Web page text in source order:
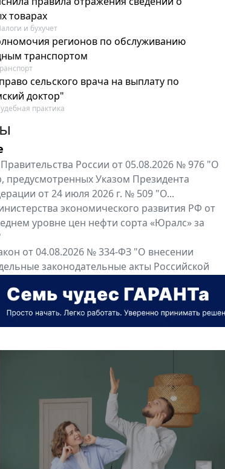
товарах
и бухучет
регионов по обслуживанию
транспортом
сельского врача на выплату по
доктор"
практика
России от 05.08.2026 № 976 "О
предусмотренных Указом Президента
от 24 июля 2026 г. № 509 "О...
экономического развития РФ от
уровне цен нефти сорта «Юралс» за
от 04.08.2026 № 334-ФЗ "О внесении
законодательные акты Российской